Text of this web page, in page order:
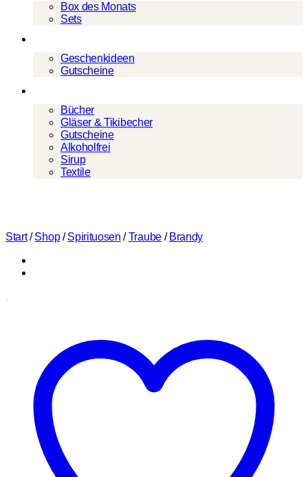
Box des Monats
Sets
Geschenkideen
Gutscheine
Bücher
Gläser & Tikibecher
Gutscheine
Alkoholfrei
Sirup
Textile
Start / Shop / Spirituosen / Traube / Brandy